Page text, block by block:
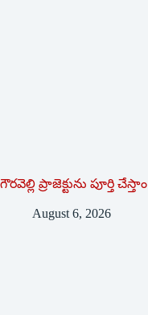
గౌరవెల్లి ప్రాజెక్టును పూర్తి చేస్తాం
August 6, 2026